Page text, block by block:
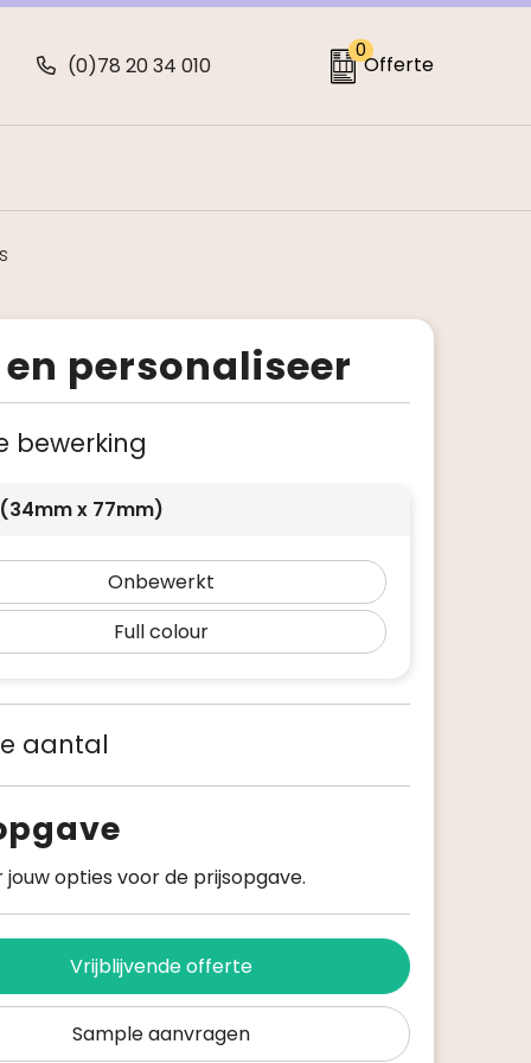
(0)78 20 34 010
0
Offerte
en personaliseer
bewerking
(34mm x 77mm)
Onbewerkt
Full colour
aantal
opties voor de prijsopgave.
Vrijblijvende offerte
Sample aanvragen